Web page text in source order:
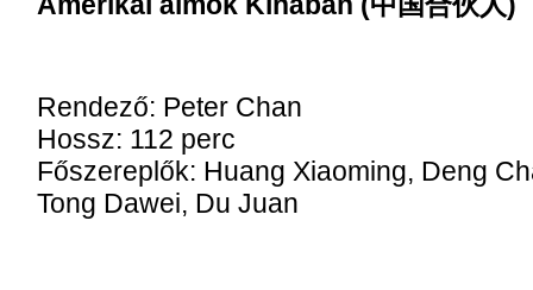
Rendező: Peter Chan
Hossz: 112 perc
Főszereplők: Huang Xiaoming, Deng
Tong Dawei, Du Juan